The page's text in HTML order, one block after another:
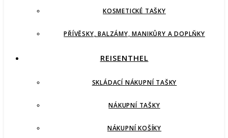
KOSMETICKÉ TAŠKY
PŘÍVĚSKY, BALZÁMY, MANIKŮRY A DOPLŇKY
REISENTHEL
SKLÁDACÍ NÁKUPNÍ TAŠKY
NÁKUPNÍ TAŠKY
NÁKUPNÍ KOŠÍKY